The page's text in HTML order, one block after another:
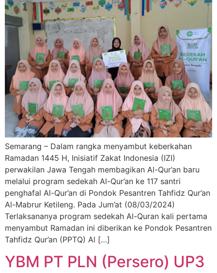
Semarang – Dalam rangka menyambut keberkahan
Ramadan 1445 H, Inisiatif Zakat Indonesia (IZI)
perwakilan Jawa Tengah membagikan Al-Qur’an baru
melalui program sedekah Al-Qur’an ke 117 santri
penghafal Al-Qur’an di Pondok Pesantren Tahfidz Qur’an
Al-Mabrur Ketileng. Pada Jum’at (08/03/2024)
Terlaksananya program sedekah Al-Quran kali pertama
menyambut Ramadan ini diberikan ke Pondok Pesantren
Tahfidz Qur’an (PPTQ) Al […]
YBM PT PLN (Persero) UP3